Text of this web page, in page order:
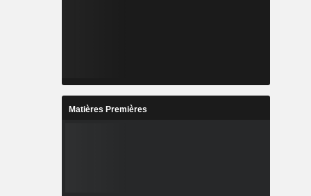
Matières Premières